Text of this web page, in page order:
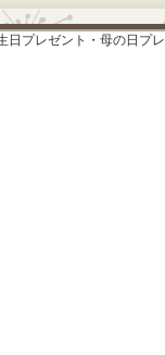
日プレゼント・母の日プ